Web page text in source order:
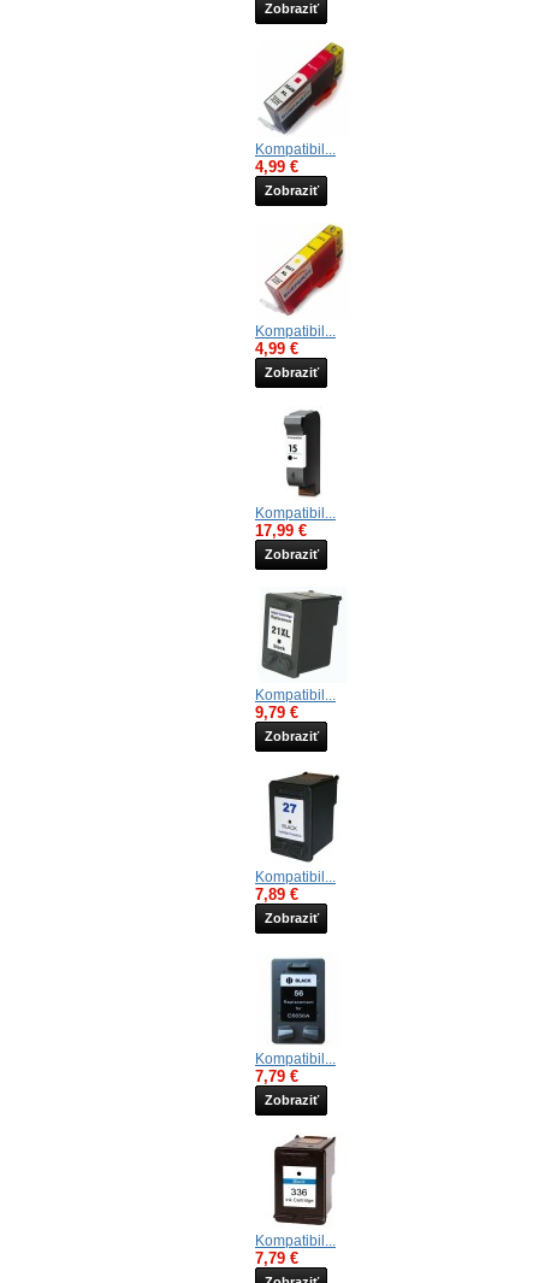
Zobraziť
Kompatibil...
4,99 €
Zobraziť
Kompatibil...
4,99 €
Zobraziť
Kompatibil...
17,99 €
Zobraziť
Kompatibil...
9,79 €
Zobraziť
Kompatibil...
7,89 €
Zobraziť
Kompatibil...
7,79 €
Zobraziť
Kompatibil...
7,79 €